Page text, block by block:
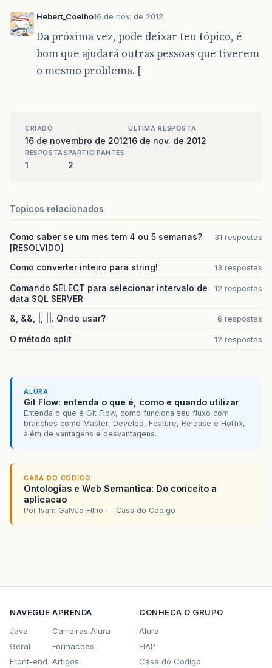
Hebert_Coelho16 de nov. de 2012
Da próxima vez, pode deixar teu tópico, é
bom que ajudará outras pessoas que tiverem
o mesmo problema. [=
CRIADO
16 de novembro de 2012
ULTIMA RESPOSTA
16 de nov. de 2012
RESPOSTAS
1
PARTICIPANTES
2
Topicos relacionados
Como saber se um mes tem 4 ou 5 semanas?
[RESOLVIDO]
31 respostas
Como converter inteiro para string! 13 respostas
Comando SELECT para selecionar intervalo de
data SQL SERVER
12 respostas
&, &&, |, ||. Qndo usar? 6 respostas
O método split 12 respostas
ALURA
Git Flow: entenda o que é, como e quando utilizar
Entenda o que é Git Flow, como funciona seu fluxo com
branches como Master, Develop, Feature, Release e Hotfix,
além de vantagens e desvantagens.
CASA DO CODIGO
Ontologias e Web Semantica: Do conceito a
aplicacao
Por Ivam Galvao Filho — Casa do Codigo
NAVEGUE
Java
Geral
Front-end
APRENDA
Carreiras Alura
Formacoes
Artigos
CONHECA O GRUPO
Alura
FIAP
Casa do Codigo